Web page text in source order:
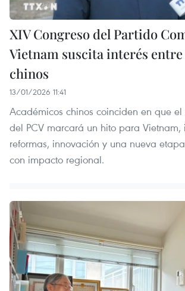
XIV Congreso del Partido
Vietnam suscita interés
chinos
13/01/2026 11:41
Académicos chinos coinciden en que el
del PCV marcará un hito para
reformas, innovación y una nueva
con impacto regional.